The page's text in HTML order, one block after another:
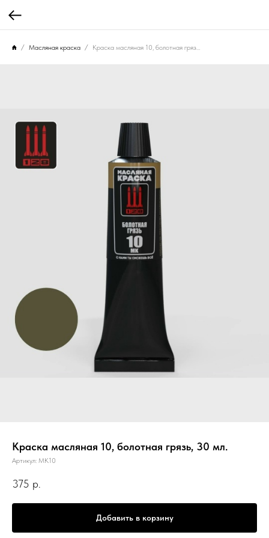
Масляная краска
Краска масляная 10, болотная грязь, 30 мл.
Артикул: МК10
375 р.
Добавить в корзину